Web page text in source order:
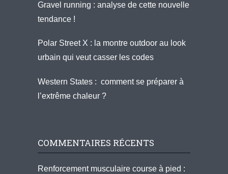
Gravel running : analyse de cette nouvelle
tendance !
Polar Street X : la montre outdoor au look
urbain qui veut casser les codes
Western States : comment se préparer à
l’extrême chaleur ?
COMMENTAIRES RÉCENTS
Renforcement musculaire course à pied :